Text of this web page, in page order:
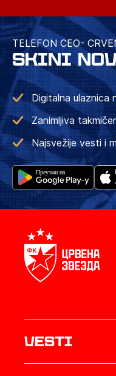
TELEFON CEO-
SKINI
Digitalna ulaznica
Zanimljiva
Najsvežije vesti i
Vesti